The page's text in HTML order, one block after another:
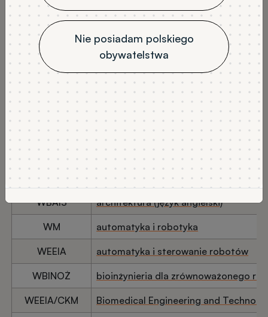
Nie posiadam polskiego
obywatelstwa
Wydział
Kierunek
WCH/CKM
Advanced Biobased
and Bioinspired Materials
WFTIMS aktuariat i analiza finansowa
WCH analityka chemiczna
WBAIŚ architektura
WBAIŚ architektura (język angielski)
WM automatyka i robotyka
WEEIA automatyka i sterowanie robotów
WBINOŻ bioinżynieria dla zrównoważonego
WEEIA/CKM Biomedical Engineering and